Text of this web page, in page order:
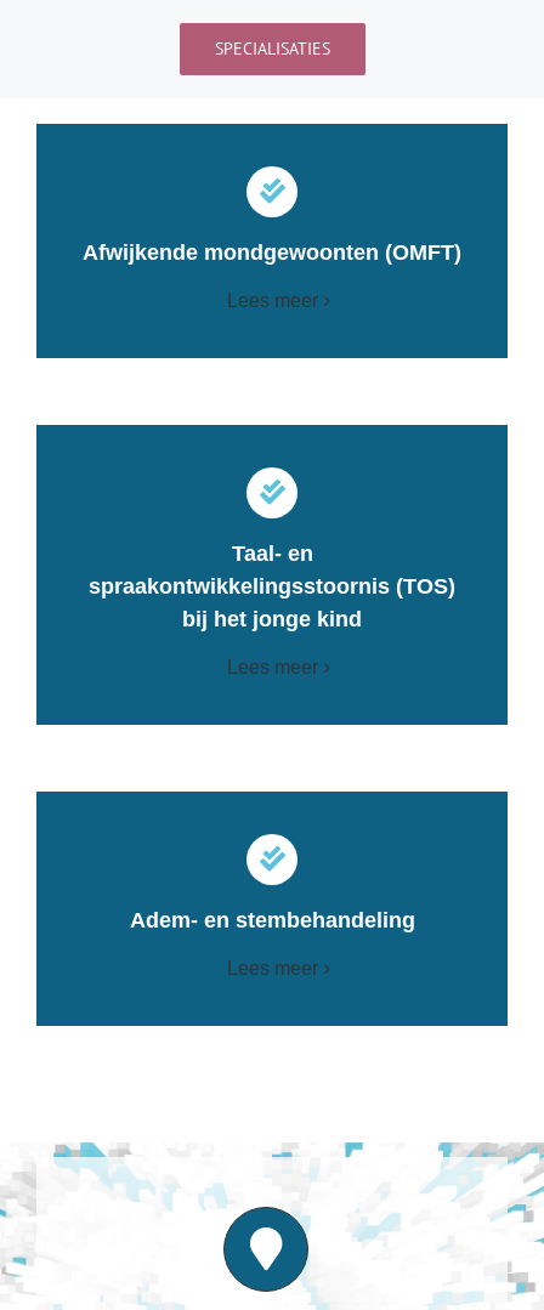
SPECIALISATIES
Afwijkende mondgewoonten (OMFT)
Lees meer
Taal- en
spraakontwikkelingsstoornis (TOS)
bij het jonge kind
Lees meer
Adem- en stembehandeling
Lees meer